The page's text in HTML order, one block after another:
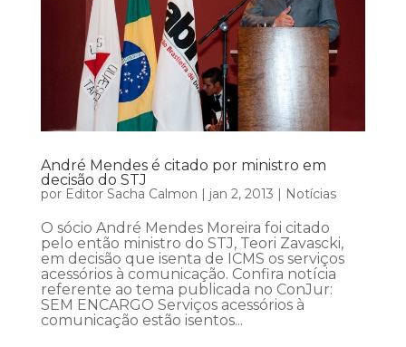
André Mendes é citado por ministro em
decisão do STJ
por Editor Sacha Calmon | jan 2, 2013 | Notícias
O sócio André Mendes Moreira foi citado
pelo então ministro do STJ, Teori Zavascki,
em decisão que isenta de ICMS os serviços
acessórios à comunicação. Confira notícia
referente ao tema publicada no ConJur:
SEM ENCARGO Serviços acessórios à
comunicação estão isentos...